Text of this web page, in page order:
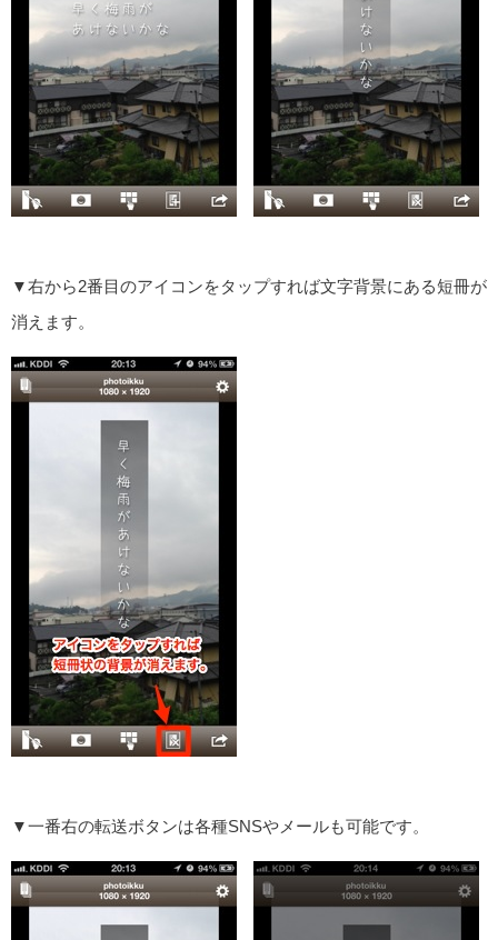
▼右から2番目のアイコンをタップすれば文字背景にある短冊が
消えます。
▼一番右の転送ボタンは各種SNSやメールも可能です。